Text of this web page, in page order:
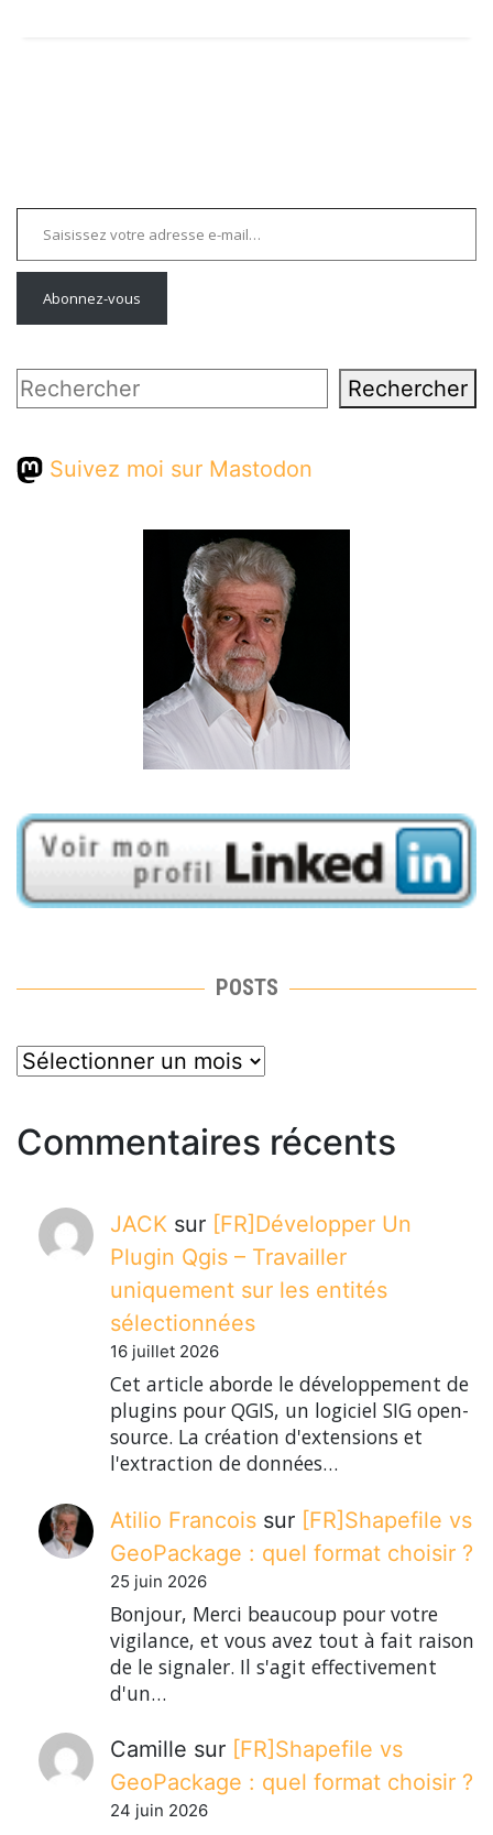
Saisissez votre adresse e-mail…
Abonnez-vous
Rechercher Rechercher
Suivez moi sur Mastodon
POSTS
posts
Commentaires récents
JACK sur [FR]Développer Un
Plugin Qgis – Travailler
uniquement sur les entités
sélectionnées
16 juillet 2026
Cet article aborde le développement de
plugins pour QGIS, un logiciel SIG open-
source. La création d'extensions et
l'extraction de données…
Atilio Francois sur [FR]Shapefile vs
GeoPackage : quel format choisir ?
25 juin 2026
Bonjour, Merci beaucoup pour votre
vigilance, et vous avez tout à fait raison
de le signaler. Il s'agit effectivement
d'un…
Camille sur [FR]Shapefile vs
GeoPackage : quel format choisir ?
24 juin 2026